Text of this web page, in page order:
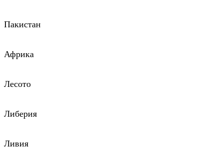
Пакистан
Африка
Лесото
Либерия
Ливия